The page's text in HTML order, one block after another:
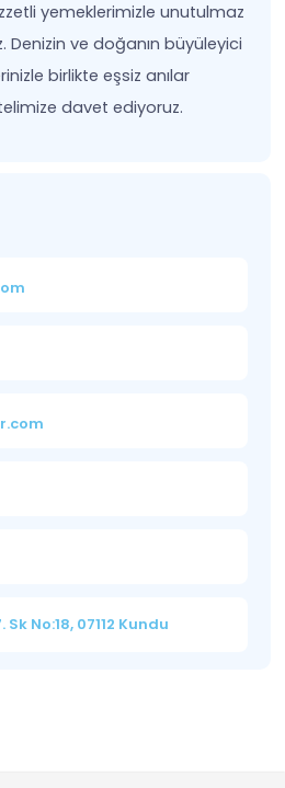
yemeklerimizle unutulmaz
Denizin ve doğanın büyüleyici
birlikte eşsiz anılar
davet ediyoruz.
No:18, 07112 Kundu